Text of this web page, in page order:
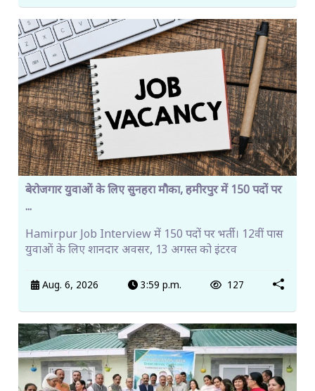
बेरोजगार युवाओं के लिए सुनहरा मौका, हमीरपुर में 150 पदों पर
...
Hamirpur Job Interview में 150 पदों पर भर्ती। 12वीं पास
युवाओं के लिए शानदार अवसर, 13 अगस्त को इंटरव
Aug. 6, 2026 3:59 p.m. 127